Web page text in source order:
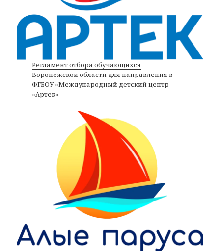
Регламент отбора обучающихся
Воронежской области для направления в
ФГБОУ «Международный детский центр
«Артек»